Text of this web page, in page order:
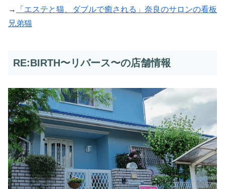
→
「エステと猫、ダブルで癒される」奈良のサロンの看板
兄弟猫
RE:BIRTH〜リバース〜の店舗情報